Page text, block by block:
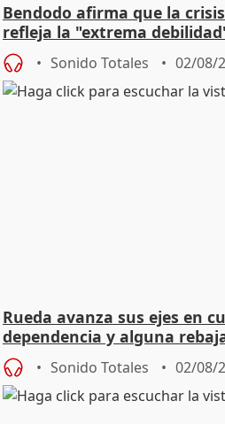
Bendodo afirma que la
refleja la "extrema
Sonido Totales 02/08/
Rueda avanza sus ejes en
dependencia y alguna
vivienda
Sonido Totales 02/08/